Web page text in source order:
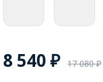
8 540 ₽ 17 080₽